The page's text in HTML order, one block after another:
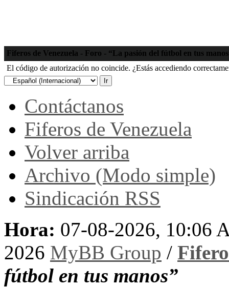
Fiferos de Venezuela - Foro - “La pasión del fútbol en tus
El código de autorización no coincide. ¿Estás accediendo
Contáctanos
Fiferos de Venezuela
Volver arriba
Archivo (Modo simple)
Sindicación RSS
Hora: 07-08-2026, 10:06
2026 MyBB Group /
fútbol en tus manos”